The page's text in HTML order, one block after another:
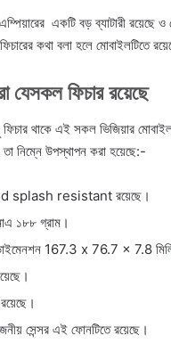
একটি বড় ব্যাটারী রয়েছে
কথা বলা হলে মোবাইলটিতে রয়েছে
যেসকল ফিচার রয়েছে
থাকে এই সকল ভিজিয়ার
নিম্নে উপস্থাপন করা হয়েছে:-
splash resistant রয়েছে।
১৮৮ গ্রাম।
167.3 x 76.7 x 7.8
সেন্সর এই ফোনটিতে রয়েছে।